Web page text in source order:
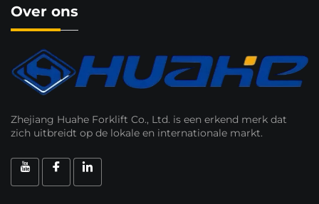
Over ons
Zhejiang Huahe Forklift Co., Ltd. is een erkend merk dat
zich uitbreidt op de lokale en internationale markt.